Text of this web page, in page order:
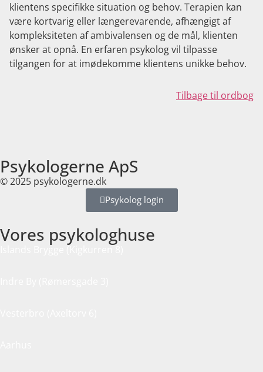
klientens specifikke situation og behov. Terapien kan
være kortvarig eller længerevarende, afhængigt af
kompleksiteten af ambivalensen og de mål, klienten
ønsker at opnå. En erfaren psykolog vil tilpasse
tilgangen for at imødekomme klientens unikke behov.
Tilbage til ordbog
Psykologerne ApS
© 2025 psykologerne.dk
Psykolog login
Vores psykologhuse